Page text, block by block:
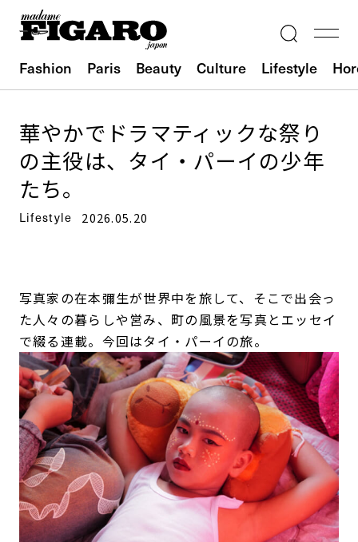
Fashion Paris Beauty Culture Lifestyle
華やかでドラマティックな祭り
の主役は、タイ・パーイの少年
たち。
Lifestyle 2026.05.20
写真家の在本彌生が世界中を旅して、そこで出会っ
た人々の暮らしや営み、町の風景を写真とエッセイ
で綴る連載。今回はタイ・パーイの旅。